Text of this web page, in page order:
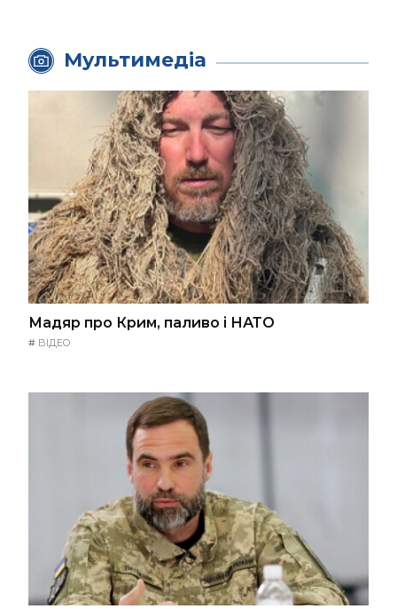
Мультимедіа
Мадяр про Крим, паливо і НАТО
# ВІДЕО